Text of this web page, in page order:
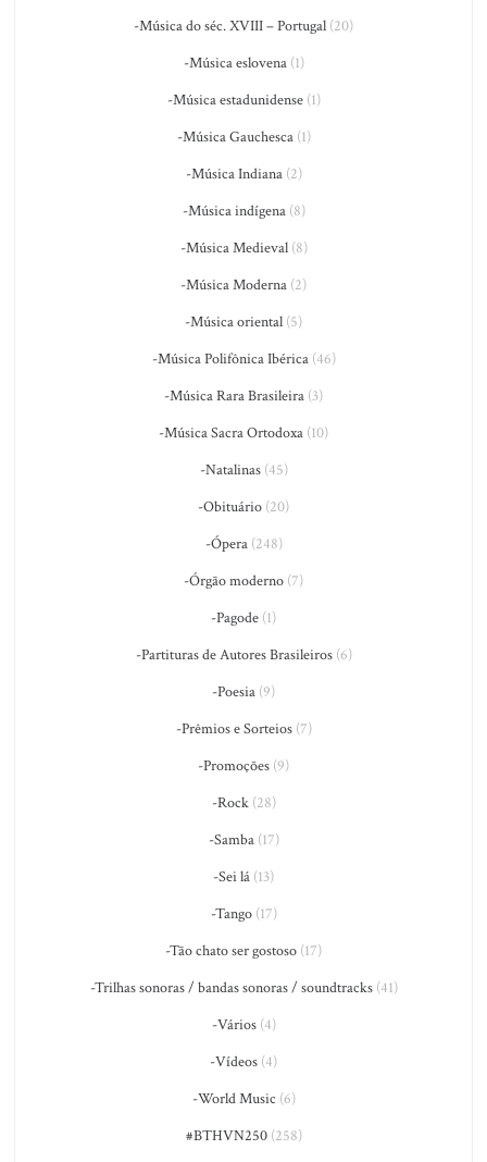
-Música do séc. XVIII – Portugal (20)
-Música eslovena(1)
-Música estadunidense(1)
-Música Gauchesca(1)
-Música Indiana(2)
-Música indígena(8)
-Música Medieval(8)
-Música Moderna (2)
-Música oriental (5)
-Música Polifônica Ibérica(46)
-Música Rara Brasileira (3)
-Música Sacra Ortodoxa (10)
-Natalinas(45)
-Obituário (20)
-Ópera(248)
-Órgão moderno (7)
-Pagode (1)
-Partituras de Autores Brasileiros(6)
-Poesia (9)
-Prêmios e Sorteios(7)
-Promoções (9)
-Rock(28)
-Samba(17)
-Sei lá (13)
-Tango(17)
-Tão chato ser gostoso (17)
-Trilhas sonoras / bandas sonoras / soundtracks(41)
-Vários(4)
-Vídeos (4)
-World Music (6)
#BTHVN250(258)